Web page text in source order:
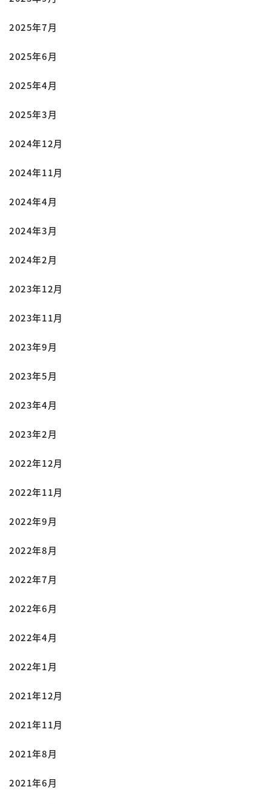
2025年7月
2025年6月
2025年4月
2025年3月
2024年12月
2024年11月
2024年4月
2024年3月
2024年2月
2023年12月
2023年11月
2023年9月
2023年5月
2023年4月
2023年2月
2022年12月
2022年11月
2022年9月
2022年8月
2022年7月
2022年6月
2022年4月
2022年1月
2021年12月
2021年11月
2021年8月
2021年6月